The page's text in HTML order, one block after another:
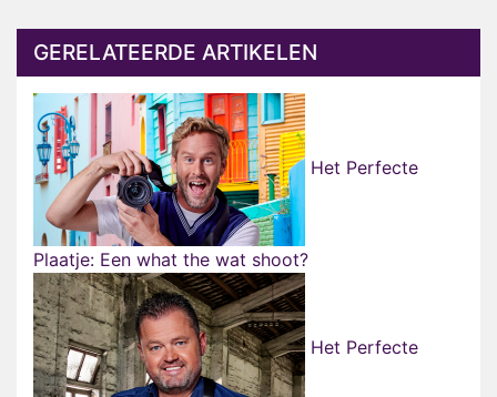
GERELATEERDE ARTIKELEN
Het Perfecte
Plaatje: Een what the wat shoot?
Het Perfecte